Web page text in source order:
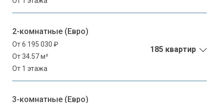
2-комнатные (Евро)
От 6 195 030 ₽
От 34.57 м²
От 1 этажа
185 квартир
3-комнатные (Евро)